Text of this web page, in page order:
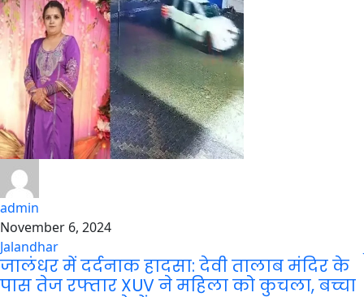
admin
November 6, 2024
Jalandhar
जालंधर में दर्दनाक हादसा: देवी तालाब मंदिर के
पास तेज रफ्तार XUV ने महिला को कुचला, बच्चा